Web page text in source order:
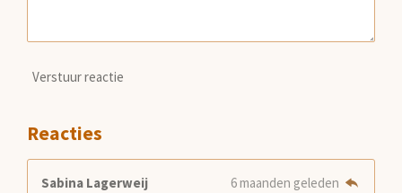
Verstuur reactie
Reacties
Sabina Lagerweij
6 maanden geleden